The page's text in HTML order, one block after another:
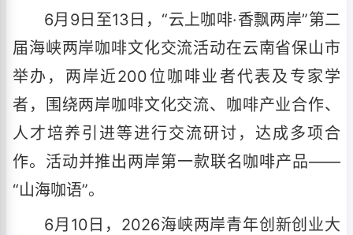
6月9日至13日，“云上咖啡·香飘两岸”第二
届海峡两岸咖啡文化交流活动在云南省保山市
举办，两岸近200位咖啡业者代表及专家学
者，围绕两岸咖啡文化交流、咖啡产业合作、
人才培养引进等进行交流研讨，达成多项合
作。活动并推出两岸第一款联名咖啡产品——
“山海咖语”。
6月10日，2026海峡两岸青年创新创业大